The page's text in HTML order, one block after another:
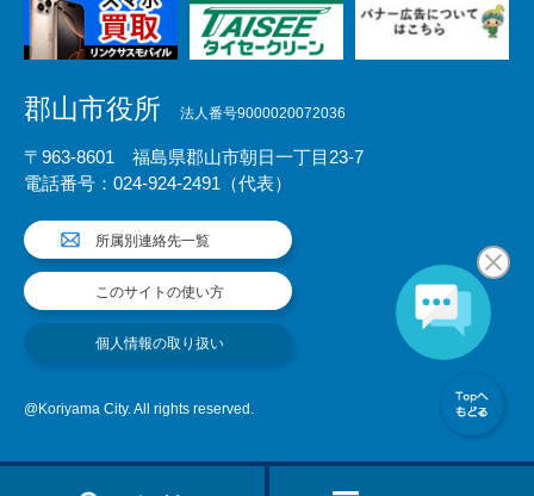
郡山市役所 法人番号9000020072036
〒963-8601 福島県郡山市朝日一丁目23-7
電話番号：024-924-2491（代表）
所属別連絡先一覧
このサイトの使い方
個人情報の取り扱い
@Koriyama City. All rights reserved.